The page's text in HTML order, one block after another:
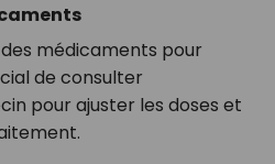
médicaments pour
de consulter
pour ajuster les doses et